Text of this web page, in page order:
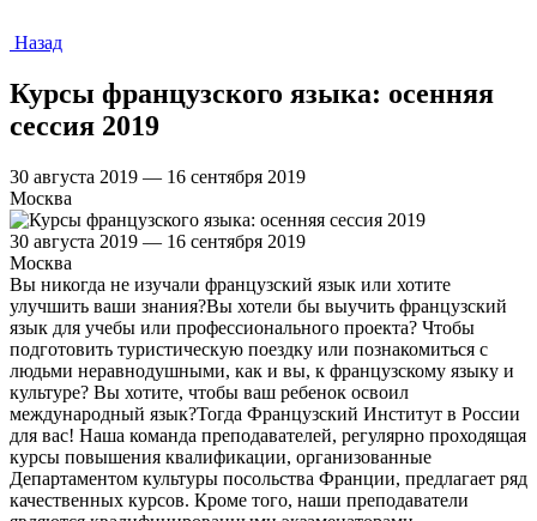
Назад
Курсы французского языка: осенняя
сессия 2019
30 августа 2019 — 16 сентября 2019
Москва
30 августа 2019 — 16 сентября 2019
Москва
Вы никогда не изучали французский язык или хотите
улучшить ваши знания?Вы хотели бы выучить французский
язык для учебы или профессионального проекта? Чтобы
подготовить туристическую поездку или познакомиться с
людьми неравнодушными, как и вы, к французскому языку и
культуре? Вы хотите, чтобы ваш ребенок освоил
международный язык?Тогда Французский Институт в России
для вас! Наша команда преподавателей, регулярно проходящая
курсы повышения квалификации, организованные
Департаментом культуры посольства Франции, предлагает ряд
качественных курсов. Кроме того, наши преподаватели